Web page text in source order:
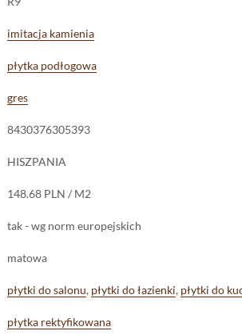
imitacja kamienia
płytka podłogowa
gres
8430376305393
HISZPANIA
148.68 PLN / M2
tak - wg norm europejskich
matowa
płytki do salonu, płytki do łazienki, płytki do
płytka rektyfikowana